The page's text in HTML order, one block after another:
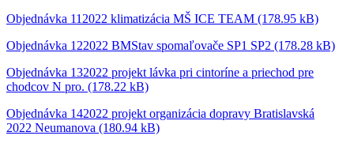
Objednávka 112022 klimatizácia MŠ ICE TEAM (178.95 kB)
Objednávka 122022 BMStav spomaľovače SP1 SP2 (178.28 kB)
Objednávka 132022 projekt lávka pri cintoríne a priechod pre
chodcov N pro. (178.22 kB)
Objednávka 142022 projekt organizácia dopravy Bratislavská
2022 Neumanova (180.94 kB)